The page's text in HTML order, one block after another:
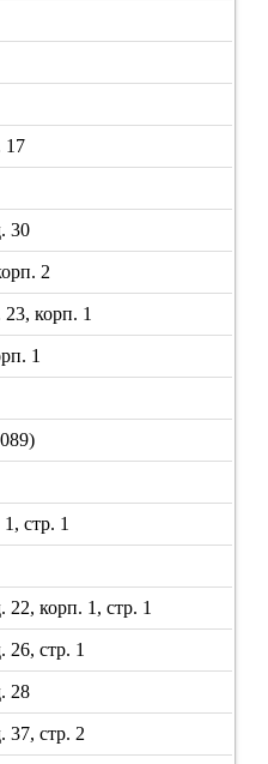
17
30
2
корп. 1
1
стр. 1
корп. 1, стр. 1
стр. 1
28
37, стр. 2